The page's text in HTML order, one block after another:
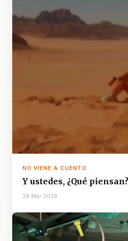
NO VIENE A CUENTO
Y ustedes, ¿Qué piensan?
28 Mar 2026